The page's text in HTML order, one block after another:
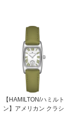
【HAMILTON/ハミルト
ン】アメリカン クラシ